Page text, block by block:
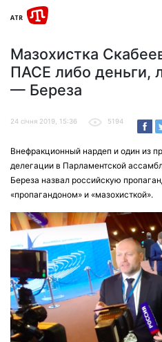
Мазохистка
ПАСЕ либо деньги,
— Береза
24 січня 2019, 15:36 5194
Внефракционный нардеп и один из
делегации в Парламентской
Береза назвал российскую
«пропагандоном» и «мазохисткой».